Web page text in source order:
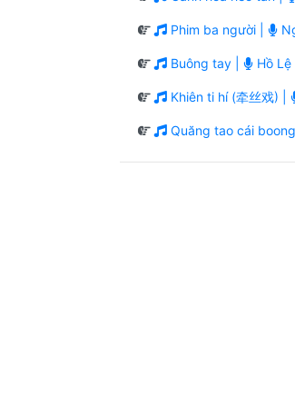
Phim ba người |
Buông tay | Hồ Lệ
Khiên ti hí (牵丝戏) |
Quăng tao cái